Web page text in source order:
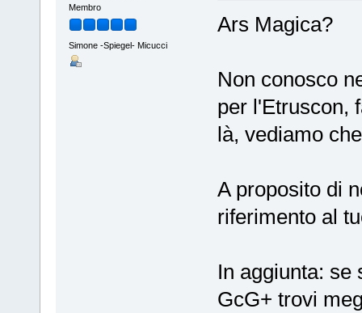
Membro
Simone -Spiegel- Micucci
Ars Magica?
Non conosco
per l'Etruscon,
là, vediamo
A proposito di
riferimento al
In aggiunta: se
GcG+ trovi